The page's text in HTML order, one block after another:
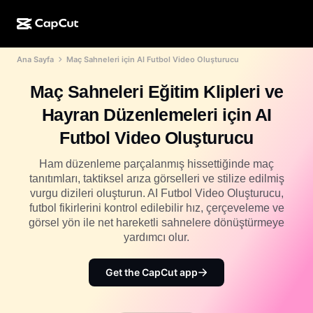
CapCut Çevrimiçi
CapCut Pad
CapCut Mobil
Dreamina AI
Pippit AI
YZ ile oluşturma
Yapay Zekâ Tasarım
Video Stüdyosu
Yapay zekâ video oluşturma aracı
Yapay zekâ resim oluşturma aracı
Yapay zekâ resim iyileştirme aracı
Dreamina Seedance 2.5
Nano Banana Pro
Yapay zekâ araçları
Video düzenleyici ve oluşturma aracı
Resim düzenleyici ve oluşturma aracı
Ses oluşturma aracı ve düzenleyici
Daha fazla
Kullanım durumları
Tatil şablonları
Daha fazla
Takvim şablonları
Yıl dönümü şablonları
Efekt şablonları
Topluluk
Girişimler
İştirakler
Öncü Programı
Kreatif Partner Programı
CapCut Creative Campus
Ana Sayfa Maç Sahneleri için AI Futbol Video Oluşturucu
Maç Sahneleri Eğitim Klipleri ve
Hayran Düzenlemeleri için AI
Futbol Video Oluşturucu
Ham düzenleme parçalanmış hissettiğinde maç
tanıtımları, taktiksel arıza görselleri ve stilize edilmiş
vurgu dizileri oluşturun. AI Futbol Video Oluşturucu,
futbol fikirlerini kontrol edilebilir hız, çerçeveleme ve
görsel yön ile net hareketli sahnelere dönüştürmeye
yardımcı olur.
Get the CapCut app